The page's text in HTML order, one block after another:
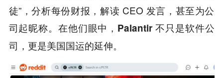
徒”，分析每份财报，解读 CEO 发言，甚至为公
司起昵称。在他们眼中， Palantir 不只是软件公
司，更是美国国运的延伸。